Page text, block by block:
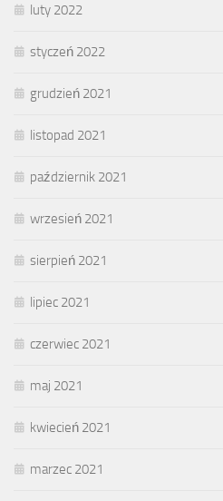
luty 2022
styczeń 2022
grudzień 2021
listopad 2021
październik 2021
wrzesień 2021
sierpień 2021
lipiec 2021
czerwiec 2021
maj 2021
kwiecień 2021
marzec 2021